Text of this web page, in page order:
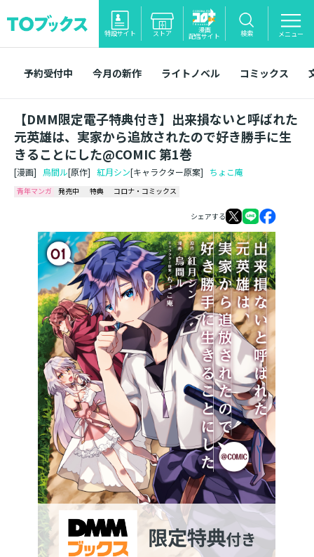
特設サイト ストア 漫画
配信サイト 検索 メニュー
予約受付中 今月の新作 ライトノベル コミックス
【DMM限定電子特典付き】出来損ないと呼ばれた
元英雄は、実家から追放されたので好き勝手に生
きることにした@COMIC 第1巻
[漫画] 烏間ル[原作] 紅月シン[キャラクター原案] ちょこ庵
青年マンガ 発売中 特典 コロナ・コミックス
シェアする